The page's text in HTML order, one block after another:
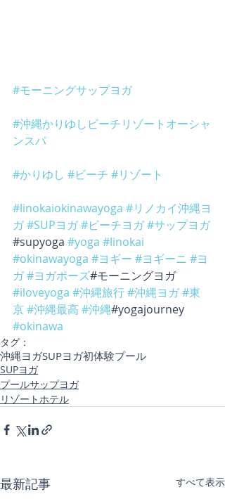
#モーニングサップヨガ
#沖縄かりゆしビーチリゾートオーシャ
ンスパ
#かりゆし #ビーチ #リゾート
#linokaiokinawayoga #リノカイ沖縄ヨ
ガ#SUPヨガ#ビーチヨガ#サップヨガ
#supyoga #yoga #linokai
#okinawayoga #ヨギー #ヨギーニ #ヨ
ガ#ヨガポーズ#モーニングヨガ
#iloveyoga #沖縄旅行#沖縄ヨガ#東
京#沖縄最高 #沖縄#yogajourney
#okinawa
タグ：
沖縄ヨガSUPヨガ初体験プール
SUPヨガ
プールサップヨガ
リゾートホテル
最新記事 すべて表示